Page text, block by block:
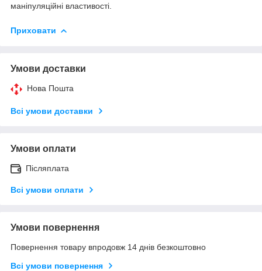
маніпуляційні властивості.
Приховати
Умови доставки
Нова Пошта
Всі умови доставки
Умови оплати
Післяплата
Всі умови оплати
Умови повернення
Повернення товару впродовж 14 днів безкоштовно
Всі умови повернення